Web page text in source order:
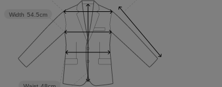
Width 54.5cm